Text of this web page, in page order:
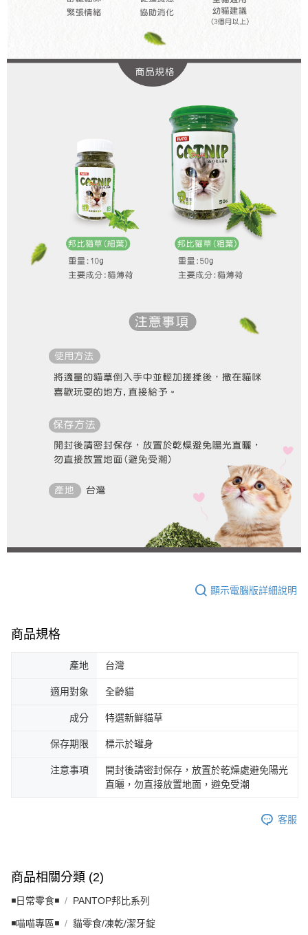
顯示電腦版詳細說明
商品規格
產地 台灣
適用對象 全齡貓
成分 特選新鮮貓草
保存期限 標示於罐身
注意事項
開封後請密封保存，放置於乾燥處避免陽光
直曬，勿直接放置地面，避免受潮
客服
商品相關分類 (2)
◾日常零食◾ PANTOP邦比系列
◾喵喵專區◾ 貓零食/凍乾/潔牙錠